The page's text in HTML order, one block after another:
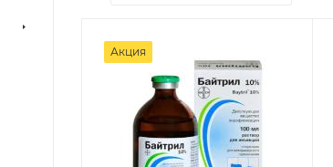
Акция